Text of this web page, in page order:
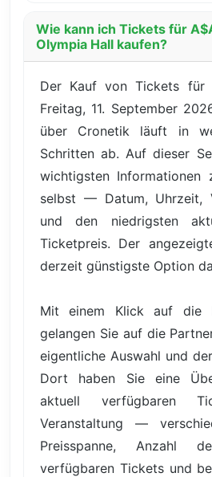
Wie kann ich Tickets für
Olympia Hall kaufen?
Der Kauf von Tickets für
Freitag, 11. September
über Cronetik läuft in
Schritten ab. Auf dieser
wichtigsten Informationen
selbst — Datum, Uhrzeit,
und den niedrigsten
Ticketpreis. Der
derzeit günstigste Option
Mit einem Klick auf die
gelangen Sie auf die
eigentliche Auswahl und
Dort haben Sie eine
aktuell verfügbaren
Veranstaltung —
Preisspanne, Anzahl
verfügbaren Tickets und